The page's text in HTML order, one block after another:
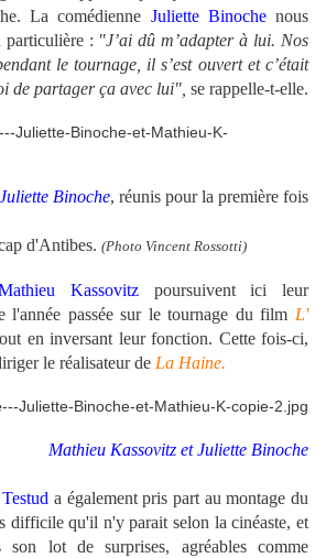
La comédienne Juliette Binochenous
particulière : "J’ai dû m’adapter à lui. Nos
le tournage, il s’est ouvert et c’était
de partager ça avec lui", se rappelle-t-elle.
Binoche, réunis pour la première fois
d'Antibes. (Photo Vincent Rossotti)
Kassovitzpoursuivent ici leur
l'année passée sur le tournage du film L'
en inversant leur fonction. Cette fois-ci,
le réalisateur de La Haine.
Mathieu Kassovitz et Juliette Binoche
a également pris part au montage du
difficile qu'il n'y parait selon la cinéaste, et
son lot de surprises, agréables comme